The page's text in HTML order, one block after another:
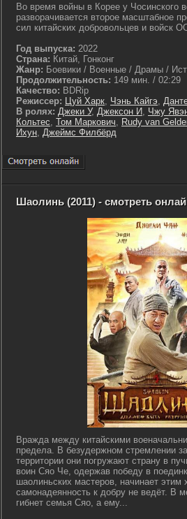
Во время войны в Корее у Чосинского
разворачивается второе масштабное
сил китайских добровольцев и войск
Год выпуска: 2022
Страна: Китай, Гонконг
Жанр: Боевики / Военные / Драмы /
Продолжительность: 149 мин. / 02:29
Качество: BDRip
Режиссер: Цуй Харк, Чэнь Кайгэ,
В ролях: Джеки У, Джексон И, Чжу
Кольтес, Том Маркович, Rudy van
Ихун, Джеймс Филбёрд
Шаолинь (2011) - смотреть
Вражда между китайскими
предела. В безудержном стремлении
территории они погружают страну в
воин Сяо Че, одержав победу в
шаолиньских мастеров, начинает этим
самонадеянность к добру не ведёт. В
гибнет семья Сяо, а ему...